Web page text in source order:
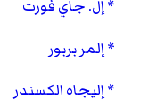
إل. جاي فورت
إلمر بربور
إليجاه الكسندر